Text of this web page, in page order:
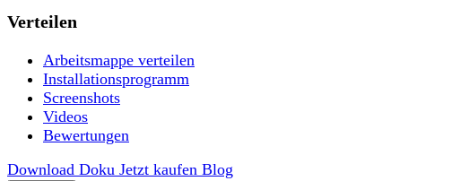
Verteilen
Arbeitsmappe verteilen
Installationsprogramm
Screenshots
Videos
Bewertungen
Download Doku Jetzt kaufen Blog